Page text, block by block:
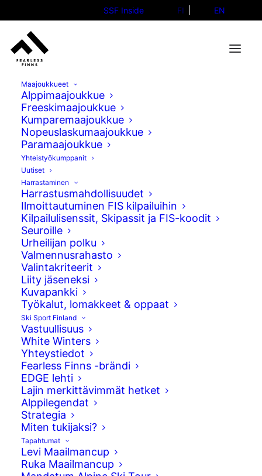
SSF Inside FI EN
Maajoukkueet
Alppimaajoukkue
Freeskimaajoukkue
Kumparemaajoukkue
Nopeuslaskumaajoukkue
Paramaajoukkue
Yhteistyökumppanit
Uutiset
Harrastaminen
Harrastusmahdollisuudet
Ilmoittautuminen FIS kilpailuihin
Kilpailulisenssit, Skipassit ja FIS-koodit
Seuroille
Urheilijan polku
Valmennusrahasto
Valintakriteerit
Liity jäseneksi
Kuvapankki
Työkalut, lomakkeet & oppaat
Ski Sport Finland
Vastuullisuus
White Winters
Yhteystiedot
Fearless Finns -brändi
EDGE lehti
Lajin merkittävimmät hetket
Alppilegendat
Strategia
Miten tukijaksi?
Tapahtumat
Levi Maailmancup
Ruka Maailmancup
Anni Kärävä slopestylen
finaaleihin
07.02.2026
Milano Cortinan olympilaiset käynnistyivät
Ski Sport Finlandin osalta naisten
slopestylen karsinnoilla. Anni Kärävä laski
haastavalla radalla riittävän hyvin ja raivasi